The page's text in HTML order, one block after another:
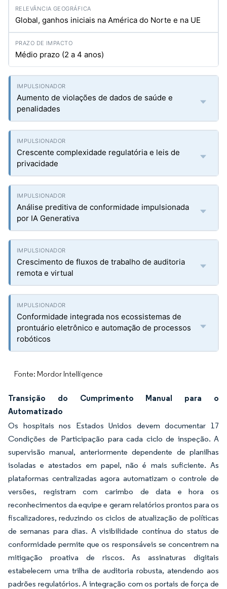
Global, ganhos iniciais na América do Norte e na UE
Médio prazo (2 a 4 anos)
Aumento de violações de dados de saúde e
penalidades
Crescente complexidade regulatória e leis de
privacidade
Análise preditiva de conformidade impulsionada
por IA Generativa
Crescimento de fluxos de trabalho de auditoria
remota e virtual
Conformidade integrada nos ecossistemas de
prontuário eletrônico e automação de processos
robóticos
Fonte: Mordor Intelligence
Transição do Cumprimento Manual para o
Automatizado
Os hospitais nos Estados Unidos devem documentar 17
Condições de Participação para cada ciclo de inspeção. A
supervisão manual, anteriormente dependente de planilhas
isoladas e atestados em papel, não é mais suficiente. As
plataformas centralizadas agora automatizam o controle de
versões, registram com carimbo de data e hora os
reconhecimentos da equipe e geram relatórios prontos para os
fiscalizadores, reduzindo os ciclos de atualização de políticas
de semanas para dias. A visibilidade contínua do status de
conformidade permite que os responsáveis se concentrem na
mitigação proativa de riscos. As assinaturas digitais
estabelecem uma trilha de auditoria robusta, atendendo aos
padrões regulatórios. A integração com os portais de força de